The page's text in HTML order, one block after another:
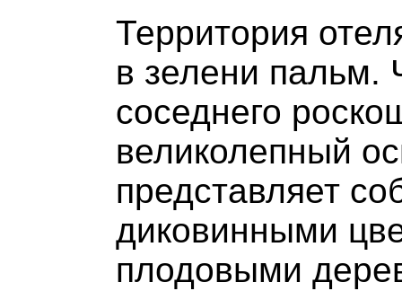
Территория
в зелени пальм.
соседнего
великолепный
представляет
диковинными
плодовыми